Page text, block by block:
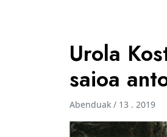
Urola
saioa
Abenduak / 13 . 2019